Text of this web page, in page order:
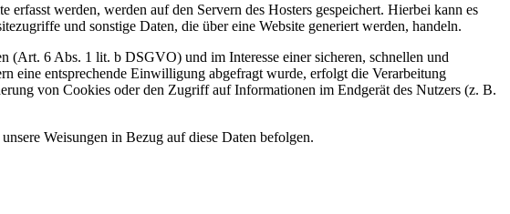
werden, werden auf den Servern des Hosters gespeichert. Hierbei kann es
und sonstige Daten, die über eine Website generiert werden, handeln.
(Art. 6 Abs. 1 lit. b DSGVO) und im Interesse einer sicheren, schnellen und
eine entsprechende Einwilligung abgefragt wurde, erfolgt die Verarbeitung
von Cookies oder den Zugriff auf Informationen im Endgerät des Nutzers (z. B.
Weisungen in Bezug auf diese Daten befolgen.